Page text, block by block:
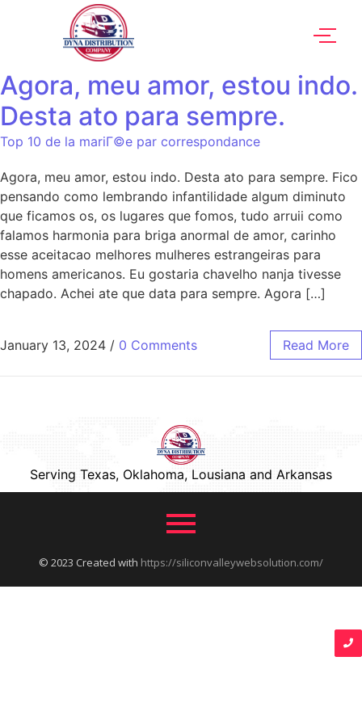
Agora, meu amor, estou indo.
Desta ato para sempre.
Top 10 de la mariГ©e par correspondance
Agora, meu amor, estou indo. Desta ato para sempre. Fico
pensando como lembrando infantilidade algum diminuto
que ficamos os, os lugares que fomos, tudo arruii como
falamos harmonia para briga anormal de amor, carinho
esse aceitacao melhores mulheres estrangeiras para
homens americanos. Eu gostaria chavelho nanja tivesse
chapado. Achei ate que data para sempre. Agora […]
January 13, 2024 / 0 Comments Read More
Serving Texas, Oklahoma, Lousiana and Arkansas
© 2023 Created with https://siliconvalleywebsolution.com/